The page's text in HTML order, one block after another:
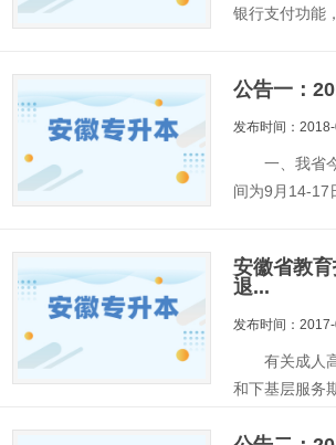
银行支付功能
公告一：
发布时间：
一、我省今
间为9月14-17
安徽省教
退...
发布时间：
有关成人高
和下基层服务